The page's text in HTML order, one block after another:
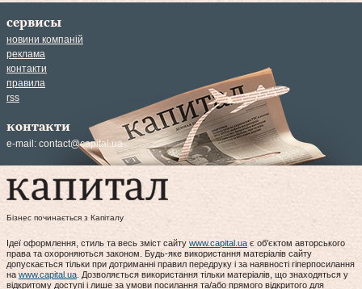
сервисы
новини компаній
реклама
контакти
правила
rss
контакти
e-mail: contact@capital.ua
Бізнес починається з Капіталу
Ідеї оформлення, стиль та весь зміст сайту www.capital.ua є об'єктом авторського
права та охороняються законом. Будь-яке використання матеріалів сайту
допускається тільки при дотриманні правил передруку і за наявності гіперпосилання
на www.capital.ua . Дозволяється використання тільки матеріалів, що знаходяться у
відкритому доступі і лише за умови посилання та/або прямого відкритого для